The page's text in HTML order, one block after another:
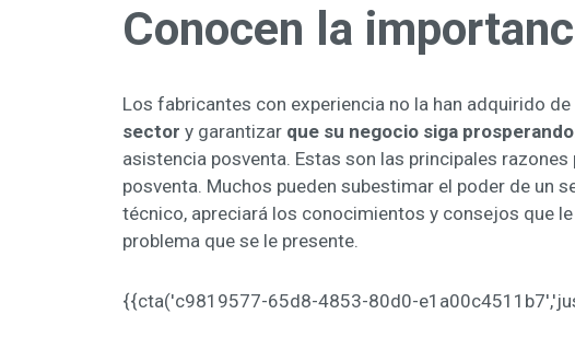
Conocen la
Los fabricantes con experiencia no la han adquirido
sector y garantizar que su negocio siga prosperando
asistencia posventa. Estas son las principales
posventa. Muchos pueden subestimar el poder de un
técnico, apreciará los conocimientos y consejos que
problema que se le presente.
{{cta('c9819577-65d8-4853-80d0-